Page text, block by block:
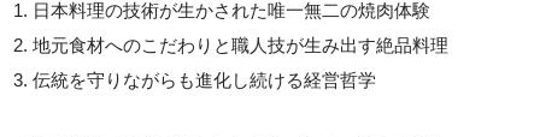
1. 日本料理の技術が生かされた唯一無二の焼肉体験
2. 地元食材へのこだわりと職人技が生み出す絶品料理
3. 伝統を守りながらも進化し続ける経営哲学